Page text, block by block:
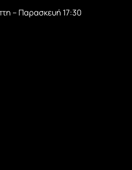
– Παρασκευή 17:30